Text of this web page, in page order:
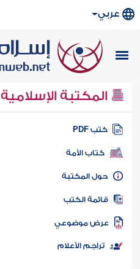
عربي
المكتبة الإسلامية
كتب PDF
كتاب الأمة
المكتبة
الكتب
موضوعي